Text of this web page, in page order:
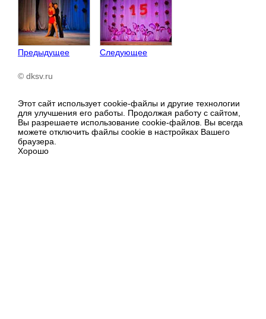
Предыдущее Следующее
© dksv.ru
Этот сайт использует cookie-файлы и другие технологии
для улучшения его работы. Продолжая работу с сайтом,
Вы разрешаете использование cookie-файлов. Вы всегда
можете отключить файлы cookie в настройках Вашего
браузера.
Хорошо